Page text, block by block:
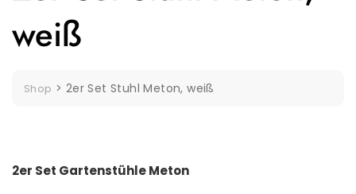
weiß
Shop > 2er Set Stuhl Meton, weiß
2er Set Gartenstühle Meton